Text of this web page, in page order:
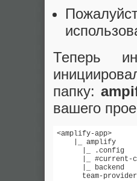
Теперь
папку:
вашего
<amplify-app>
    |_ amplify
      |_ .config
|_ #current-
      |_ backend
team-